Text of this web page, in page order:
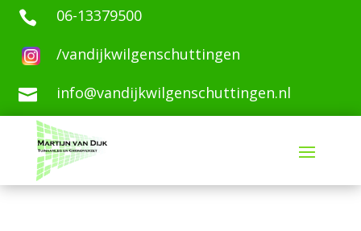

06-13379500
/vandijkwilgenschuttingen
 info@vandijkwilgenschuttingen.nl